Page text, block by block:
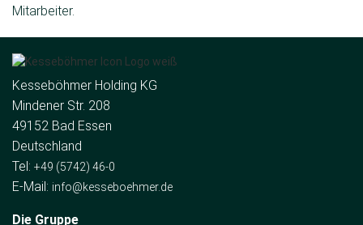
Mitarbeiter.
Kesseböhmer Holding KG
Mindener Str. 208
49152 Bad Essen
Deutschland
Tel: +49 (5742) 46-0
E-Mail: info@kesseboehmer.de
Die Gruppe